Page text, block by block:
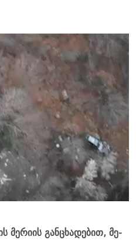
მე­რი­ის გან­ცხა­დე­ბით, მე­